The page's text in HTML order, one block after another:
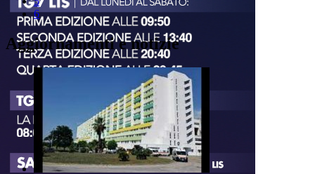
6
Aggiornamenti e notizie